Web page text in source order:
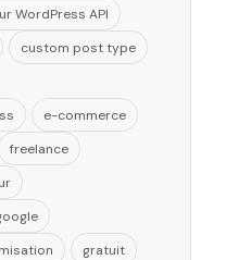
WordPress API
custom post type
e-commerce
freelance
gratuit